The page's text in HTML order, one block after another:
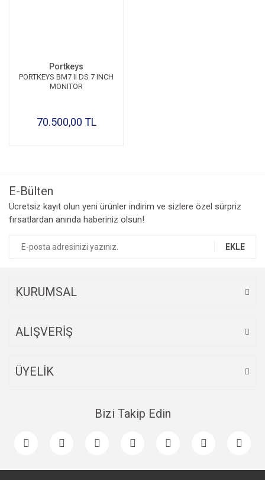
Portkeys
PORTKEYS BM7 II DS 7 INCH
MONITOR
70.500,00 TL
E-Bülten
Ücretsiz kayıt olun yeni ürünler indirim ve sizlere özel sürpriz
fırsatlardan anında haberiniz olsun!
EKLE
KURUMSAL
ALIŞVERİŞ
ÜYELİK
Bizi Takip Edin